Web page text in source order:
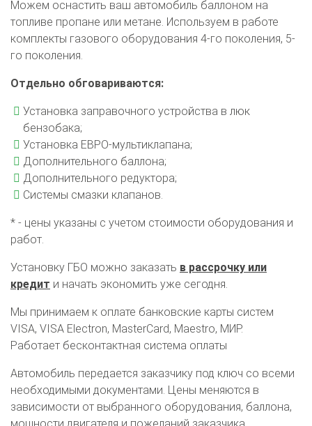
О автосервисе
Отзывы клиентов
Установка ГБО за 6 часов
2-го поколения 4-го поколения
5-го поколения
Цена на установку ГБО
Калькулятор выгоды ГБО Калькулятор топлива
Можем оснастить ваш автомобиль баллоном на
топливе пропане или метане. Используем в работе
комплекты газового оборудования 4-го поколения, 5-
го поколения.
Отдельно обговариваются:
Установка заправочного устройства в люк
бензобака;
Установка ЕВРО-мультиклапана;
Дополнительного баллона;
Дополнительного редуктора;
Системы смазки клапанов.
* - цены указаны с учетом стоимости оборудования и
работ.
Установку ГБО можно заказать в рассрочку или
кредит и начать экономить уже сегодня.
Мы принимаем к оплате банковские карты систем
VISA, VISA Electron, MasterCard, Maestro, МИР.
Работает бесконтактная система оплаты
Автомобиль передается заказчику под ключ со всеми
необходимыми документами. Цены меняются в
зависимости от выбранного оборудования, баллона,
мощности двигателя и пожеланий заказчика.